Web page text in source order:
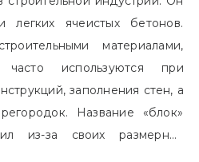
легких ячеистых бетонов.
материалами,
заполнения стен, а
Название «блок»
из-за своих размерных